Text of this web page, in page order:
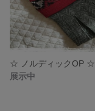
☆ ノルディックOP ☆
展示中